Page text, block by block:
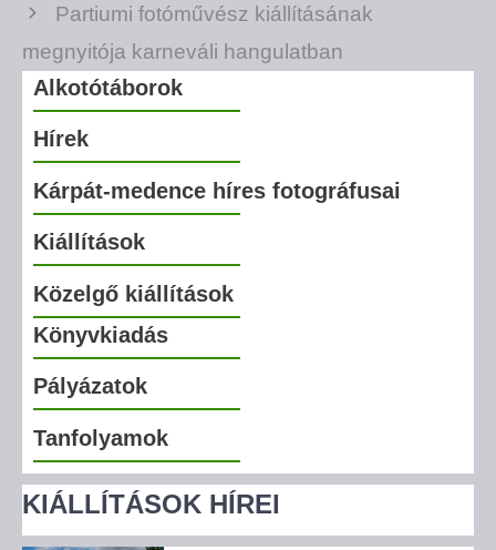
Partiumi fotóművész kiállításának
megnyitója karneváli hangulatban
Alkotótáborok
Hírek
Kárpát-medence híres fotográfusai
Kiállítások
Közelgő kiállítások
Könyvkiadás
Pályázatok
Tanfolyamok
KIÁLLÍTÁSOK HÍREI